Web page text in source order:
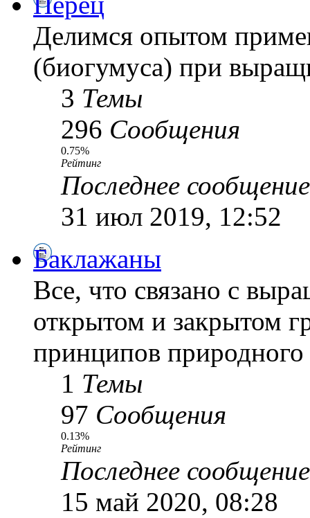
Делимся опытом
(биогумуса) при
3 Темы
296 Сообщения
0.75%
Рейтинг
Последнее сообщение
31 июл 2019, 12:52
Баклажаны
Все, что связано с
открытом и закрытом
принципов природного
1 Темы
97 Сообщения
0.13%
Рейтинг
Последнее сообщение
15 май 2020, 08:28